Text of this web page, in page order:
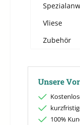
Vliese
Zubehör
Unsere
100%